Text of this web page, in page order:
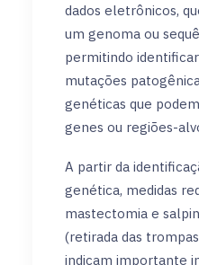
dados eletrônicos,
um genoma ou
permitindo
mutações
genéticas que
genes ou regiões-
A partir da
genética, medidas
mastectomia e
(retirada das
indicam importante